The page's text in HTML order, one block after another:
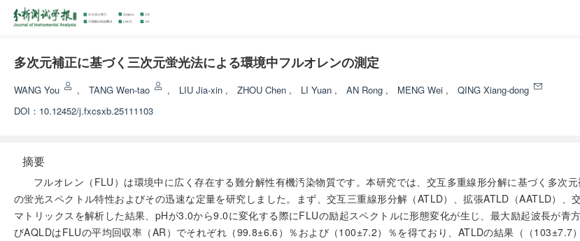
多次元補正に基づく三次元蛍光法による環境中フルオレンの測定
WANG You , TANG Wen-tao , LIU Jia-xin , ZHOU Chen , LI Yuan , AN Rong , MENG Wei ,
QING Xiang-dong
DOI： 10.12452/j.fxcsxb.25111103
摘要
フルオレン（FLU）は環境中に広く存在する難分解性有機汚染物質です。本研究では、交互多重線形分解に基づく多次
の蛍光スペクトル特性およびその迅速な定量を研究しました。まず、交互三重線形分解（ATLD）、拡張ATLD（AATLD）
マトリックスを解析した結果、pHが3.0から9.0に変化する際にFLUの励起スペクトルに形態変化が生じ、最大励起波長が青
びAQLDはFLUの平均回収率（AR）でそれぞれ（99.8±6.6）％および（100±7.2）％を得ており、ATLDの結果（（103±7.7